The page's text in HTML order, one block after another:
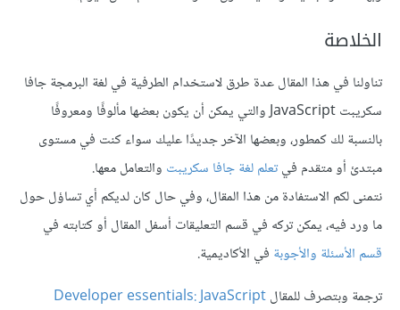
الخلاصة
تناولنا في هذا المقال عدة طرق لاستخدام الطرفية في لغة البرمجة جافا
سكريبت JavaScript والتي يمكن أن يكون بعضها مألوفًا ومعروفًا
بالنسبة لك كمطور، وبعضها الآخر جديدًا عليك سواء كنت في مستوى
مبتدئ أو متقدم فيتعلم لغة جافا سكريبت والتعامل معها.
نتمنى لكم الاستفادة من هذا المقال، وفي حال كان لديكم أي تساؤل حول
ما ورد فيه، يمكن تركه في قسم التعليقات أسفل المقال أو كتابته في
قسم الأسئلة والأجوبة في الأكاديمية.
ترجمة وبتصرف للمقالDeveloper essentials: JavaScript